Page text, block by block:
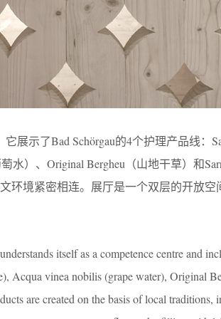
展示了Bad Schörgau的4个护理产品线：
水）、Original Bergheu（山地干草）和
环境紧密相连。展厅是一个双层的开放
itself as a competence centre and
Acqua vinea nobilis (grape water), Original
are created on the basis of local traditions,